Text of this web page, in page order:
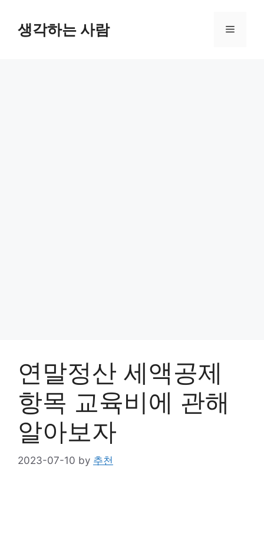
content생각하는 사람 Menu
연말정산 세액공제
항목 교육비에 관해
알아보자
2023-07-10 by 추천